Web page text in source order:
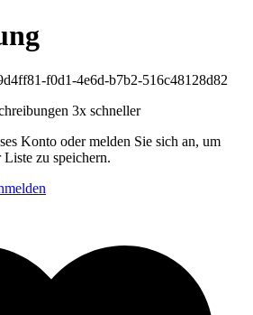
f0d1-4e6d-b7b2-516c48128d82
3x schneller
Konto oder melden Sie sich an, um
zu speichern.